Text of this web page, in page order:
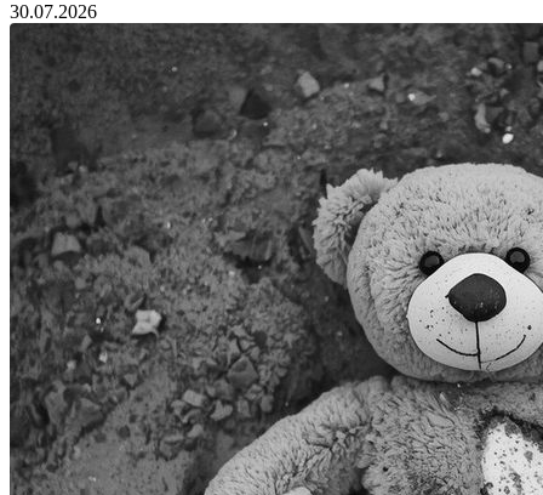
30.07.2026